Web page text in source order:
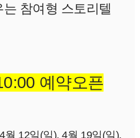
참여형 스토리텔
예약오픈
월 12일(일), 4월 19일(일),